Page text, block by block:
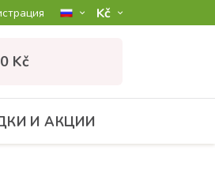
Kč­
0 Kč
И АКЦИИ